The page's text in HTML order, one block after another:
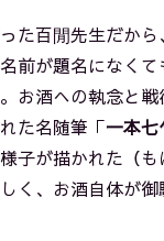
た百閒先生だから
前が題名になく
お酒への執念と
た名随筆「一本七
子が描かれた（
しく、お酒自体が